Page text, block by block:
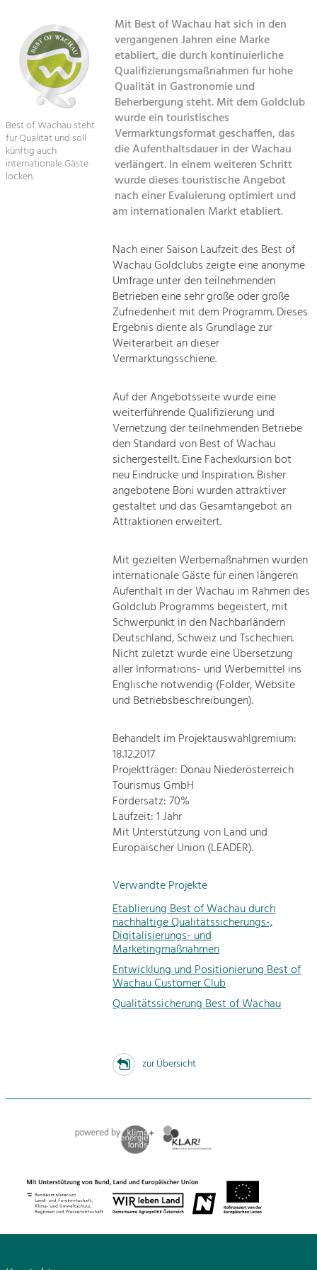
Sitemap
Kontakt
Tourismus
Angebotsentwicklung und
Positionierung.
Kunst & Kultur
Handwerk, Wissenschaft und Forschung.
Soziales, Bildung &
Gleichberechtigung, Jugend und
Mobilität & Energie
erneuerbare Energie
Steigerung regionaler Wertschöpfung
Best of Wachau steht
für Qualität und soll
künftig auch
internationale Gäste
locken.
Mit Best of Wachau hat sich in den
vergangenen Jahren eine Marke
etabliert, die durch kontinuierliche
Qualifizierungsmaßnahmen für hohe
Qualität in Gastronomie und
Beherbergung steht. Mit dem Goldclub
wurde ein touristisches
Vermarktungsformat geschaffen, das
die Aufenthaltsdauer in der Wachau
verlängert. In einem weiteren Schritt
wurde dieses touristische Angebot
nach einer Evaluierung optimiert und
am internationalen Markt etabliert.
Nach einer Saison Laufzeit des Best of
Wachau Goldclubs zeigte eine anonyme
Umfrage unter den teilnehmenden
Betrieben eine sehr große oder große
Zufriedenheit mit dem Programm. Dieses
Ergebnis diente als Grundlage zur
Weiterarbeit an dieser
Vermarktungsschiene.
Auf der Angebotsseite wurde eine
weiterführende Qualifizierung und
Vernetzung der teilnehmenden Betriebe
den Standard von Best of Wachau
sichergestellt. Eine Fachexkursion bot
neu Eindrücke und Inspiration. Bisher
angebotene Boni wurden attraktiver
gestaltet und das Gesamtangebot an
Attraktionen erweitert.
Mit gezielten Werbemaßnahmen wurden
internationale Gäste für einen längeren
Aufenthalt in der Wachau im Rahmen des
Goldclub Programms begeistert, mit
Schwerpunkt in den Nachbarländern
Deutschland, Schweiz und Tschechien.
Nicht zuletzt wurde eine Übersetzung
aller Informations- und Werbemittel ins
Englische notwendig (Folder, Website
und Betriebsbeschreibungen).
Behandelt im Projektauswahlgremium:
18.12.2017
Projektträger: Donau Niederösterreich
Tourismus GmbH
Fördersatz: 70%
Laufzeit: 1 Jahr
Mit Unterstützung von Land und
Europäischer Union (LEADER).
Verwandte Projekte
Etablierung Best of Wachau durch
nachhaltige Qualitätssicherungs-,
Digitalisierungs- und
Marketingmaßnahmen
Entwicklung und Positionierung Best of
Wachau Customer Club
Qualitätssicherung Best of Wachau
zur Übersicht